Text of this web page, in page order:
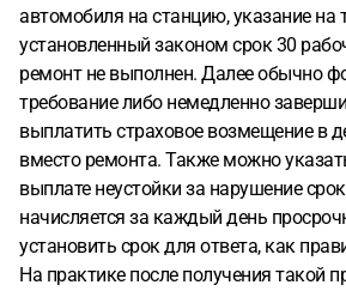
автомобиля на станцию, указание на
установленный законом срок 30
ремонт не выполнен. Далее обычно
требование либо немедленно
выплатить страховое возмещение в
вместо ремонта. Также можно
выплате неустойки за нарушение
начисляется за каждый день
установить срок для ответа, как
На практике после получения такой